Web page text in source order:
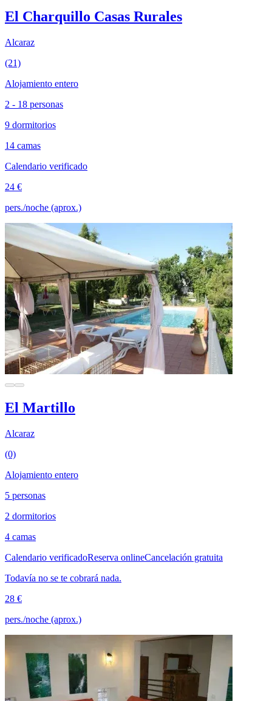
El Charquillo Casas Rurales
Alcaraz
(21)
Alojamiento entero
2 - 18 personas
9 dormitorios
14 camas
Calendario verificado
24 €
pers./noche (aprox.)
El Martillo
Alcaraz
(0)
Alojamiento entero
5 personas
2 dormitorios
4 camas
Calendario verificadoReserva onlineCancelación gratuita
Todavía no se te cobrará nada.
28 €
pers./noche (aprox.)